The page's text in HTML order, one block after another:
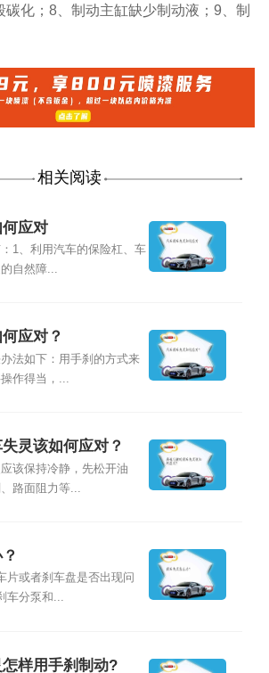
碳化；8、制动主缸缺少制动液；9、制
相关阅读
应对
1、利用汽车的保险杠、车
自然障...
应对？
法如下：用手刹的方式来
作得当，...
灵该如何应对？
该保持冷静，先松开油
路面阻力等...
片或者刹车盘是否出现问
车分泵和...
样用手刹制动?